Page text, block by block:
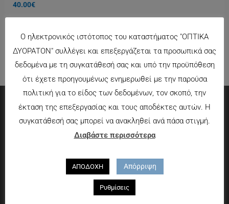
40.00€
Πληροφορίες
Τρόποι αποστολής
Πολιτική επιστροφών
Που θα μας βρείτε
Ο ηλεκτρονικός ιστότοπος του καταστήματος "ΟΠΤΙΚΑ
ΔΥΟΡΑΤΟΝ" συλλέγει και επεξεργάζεται τα προσωπικά σας
δεδομένα με τη συγκατάθεσή σας και υπό την προϋπόθεση
ότι έχετε προηγουμένως ενημερωθεί με την παρούσα
πολιτική για το είδος των δεδομένων, τον σκοπό, την
έκταση της επεξεργασίας και τους αποδέκτες αυτών. Η
συγκατάθεσή σας μπορεί να ανακληθεί ανά πάσα στιγμή.
Διαβάστε περισσότερα
ΑΠΟΔΟΧΗ Απόρριψη
Ρυθμίσεις